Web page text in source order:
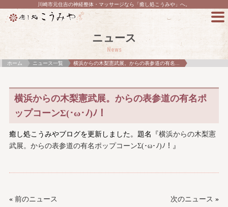
川崎市元住吉の神経整体・マッサージなら「癒し処こうみや」へ。
ニュース
News
ホーム ニュース一覧 横浜からの木梨憲武展。からの表参道の有名...
横浜からの木梨憲武展。からの表参道の有名ポ
ップコーンΣ(･ω･ﾉ)ﾉ！
癒し処こうみやブログを更新しました。題名『横浜からの木梨憲
武展。からの表参道の有名ポップコーンΣ(･ω･ﾉ)ﾉ！ 』
« 前のニュース 次のニュース »